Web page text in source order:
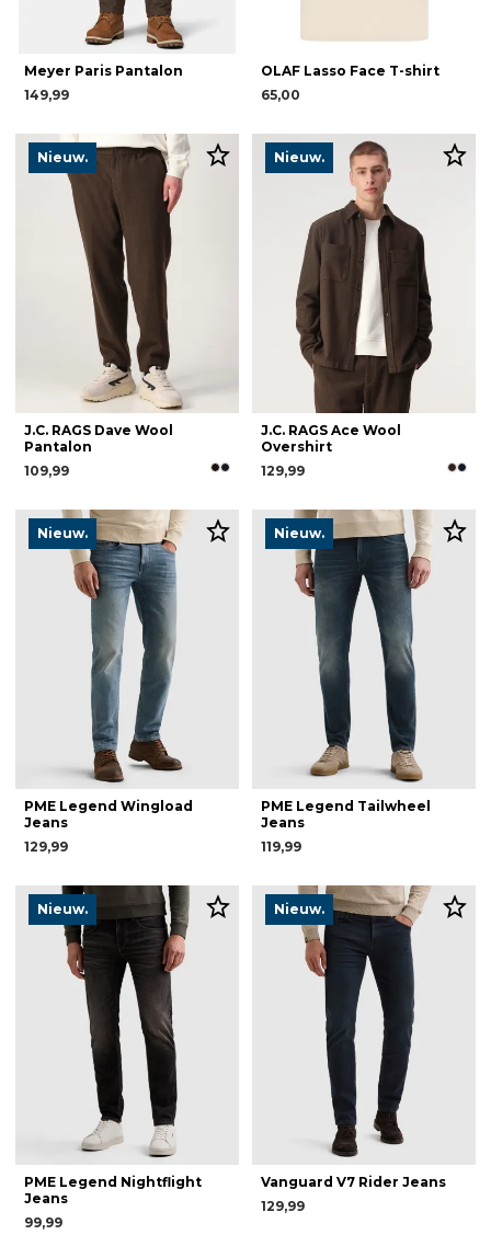
Meyer Paris Pantalon
149,99
OLAF Lasso Face T-shirt
65,00
Nieuw.
J.C. RAGS Dave Wool
Pantalon
109,99
Nieuw.
J.C. RAGS Ace Wool
Overshirt
129,99
Nieuw.
PME Legend Wingload
Jeans
129,99
Nieuw.
PME Legend Tailwheel
Jeans
119,99
Nieuw.
PME Legend Nightflight
Jeans
99,99
Nieuw.
Vanguard V7 Rider Jeans
129,99